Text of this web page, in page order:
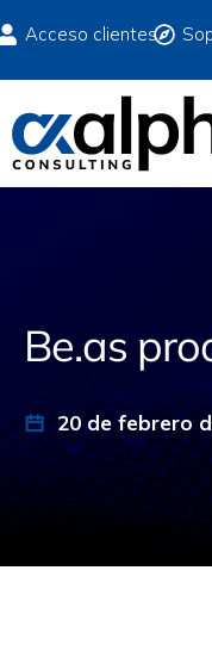
Acceso clientes
Be.as
20 de febrero